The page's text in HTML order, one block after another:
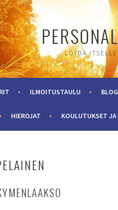
LÖYDÄ
ILMOITUSTAULU
HIEROJAT KOULUTUKSET